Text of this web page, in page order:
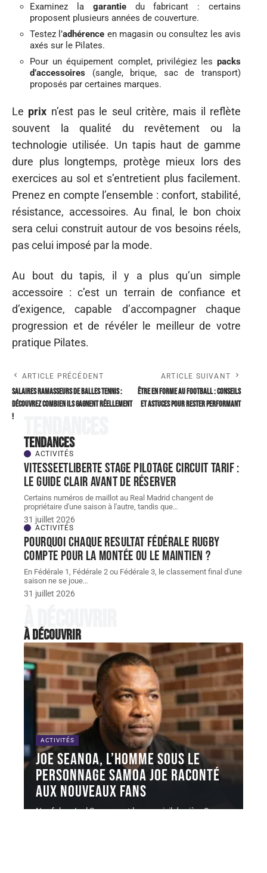
Examinez la garantiedu fabricant : certains
proposent plusieurs années de couverture.
Testez l’adhérence en magasin ou consultez les avis
axés sur le Pilates.
Pour un équipement complet, privilégiez les packs
d’accessoires (sangle, brique, sac de transport)
proposés par certaines marques.
Le prix n’est pas le seul critère, mais il reflète
souvent la qualité du revêtement ou la
technologie utilisée. Un tapis haut de gamme
dure plus longtemps, protège mieux lors des
exercices au sol et s’entretient plus facilement.
Prenez en compte l’ensemble : confort, stabilité,
résistance, accessoires. Au final, le bon choix
sera celui construit autour de vos besoins réels,
pas celui imposé par la mode.
Au bout du tapis, il y a plus qu’un simple
accessoire : c’est un terrain de confiance et
d’exigence, capable d’accompagner chaque
progression et de révéler le meilleur de votre
pratique Pilates.
ARTICLE PRÉCÉDENT
Salaires ramasseurs de balles tennis :
Découvrez combien ils gagnent réellement
!
ARTICLE SUIVANT
Être en forme au football : conseils
et astuces pour rester performant
Tendances
ACTIVITÉS
Vitesseetliberte stage pilotage circuit tarif :
le guide clair avant de réserver
Certains numéros de maillot au Real Madrid changent de
propriétaire d'une saison à l'autre, tandis que…
31 juillet 2026
ACTIVITÉS
Pourquoi chaque resultat Fédérale Rugby
compte pour la montée ou le maintien ?
En Fédérale 1, Fédérale 2 ou Fédérale 3, le classement final d'une
saison ne se joue…
31 juillet 2026
À découvrir
À découvrir
ACTIVITÉS
Joe Seanoa, l’homme sous le
personnage Samoa Joe raconté
aux nouveaux fans
Nuufolau Joel Seanoa est le nom civil derrière Samoa